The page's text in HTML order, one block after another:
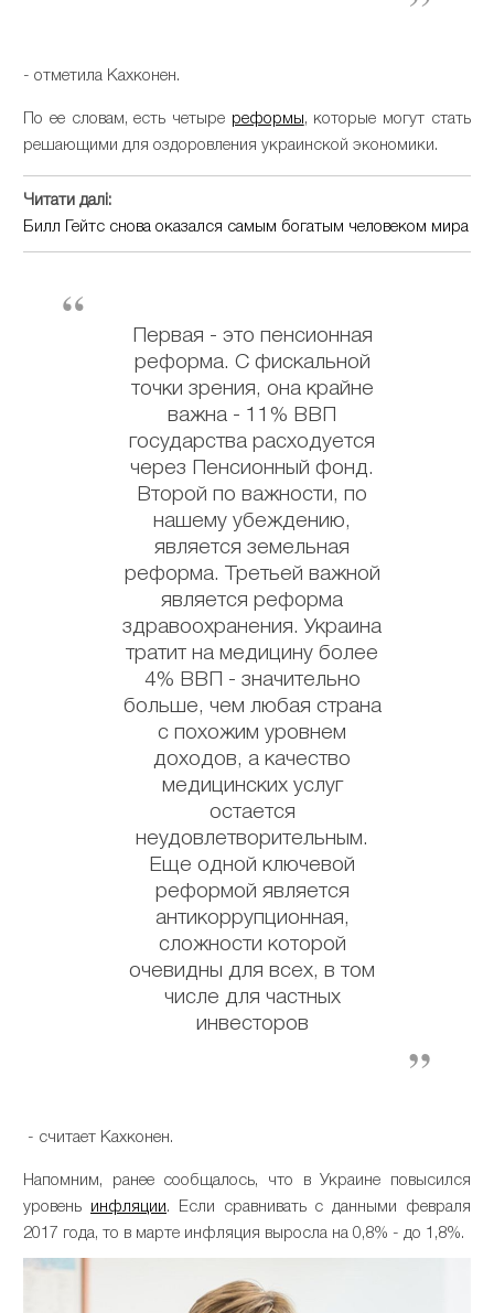
- отметила Кахконен.
По ее словам, есть четыре реформы, которые могут стать
решающими для оздоровления украинской экономики.
Читати далі:
Билл Гейтс снова оказался самым богатым человеком мира
Первая - это пенсионная
реформа. С фискальной
точки зрения, она крайне
важна - 11% ВВП
государства расходуется
через Пенсионный фонд.
Второй по важности, по
нашему убеждению,
является земельная
реформа. Третьей важной
является реформа
здравоохранения. Украина
тратит на медицину более
4% ВВП - значительно
больше, чем любая страна
с похожим уровнем
доходов, а качество
медицинских услуг
остается
неудовлетворительным.
Еще одной ключевой
реформой является
антикоррупционная,
сложности которой
очевидны для всех, в том
числе для частных
инвесторов
- считает Кахконен.
Напомним, ранее сообщалось, что в Украине повысился
уровень инфляции. Если сравнивать с данными февраля
2017 года, то в марте инфляция выросла на 0,8% - до 1,8%.